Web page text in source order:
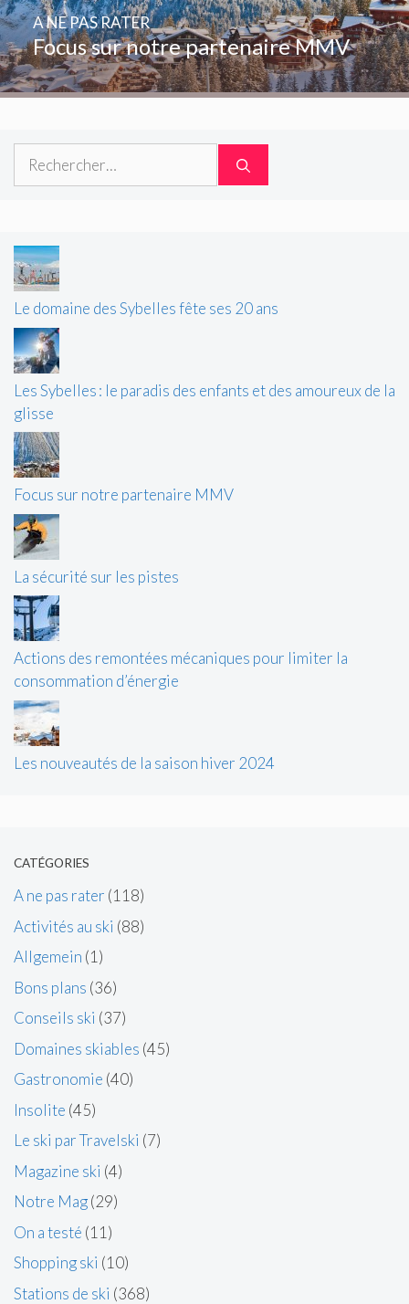
Focus sur notre partenaire MMV
A NE PAS RATER
Le domaine des Sybelles fête ses 20 ans
Les Sybelles : le paradis des enfants et des amoureux de la
glisse
Focus sur notre partenaire MMV
La sécurité sur les pistes
Actions des remontées mécaniques pour limiter la
consommation d’énergie
Les nouveautés de la saison hiver 2024
CATÉGORIES
A ne pas rater (118)
Activités au ski (88)
Allgemein (1)
Bons plans (36)
Conseils ski (37)
Domaines skiables (45)
Gastronomie (40)
Insolite (45)
Le ski par Travelski (7)
Magazine ski (4)
Notre Mag(29)
On a testé (11)
Shopping ski (10)
Stations de ski (368)